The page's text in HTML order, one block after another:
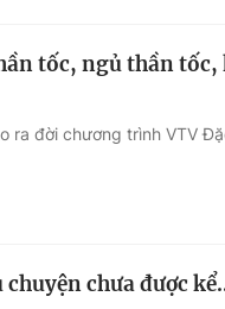
tốc, ngủ thần
ra đời chương trình VTV
chưa được